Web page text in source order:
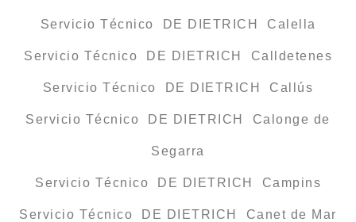
Servicio Técnico DE DIETRICH Calella
Servicio Técnico DE DIETRICH Calldetenes
Servicio Técnico DE DIETRICH Callús
Servicio Técnico DE DIETRICH Calonge de
Segarra
Servicio Técnico DE DIETRICH Campins
Servicio Técnico DE DIETRICH Canet de Mar